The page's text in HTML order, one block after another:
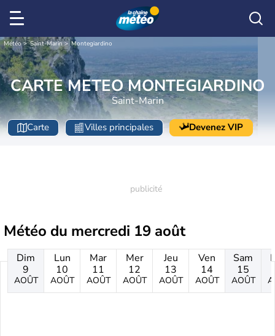
Météo Saint-Marin Montegiardino
CARTE METEO MONTEGIARDINO
Saint-Marin
Carte Villes principales Devenez VIP
Météo du mercredi 19 août
Dim
9
AOÛT
Lun
10
AOÛT
Mar
11
AOÛT
Mer
12
AOÛT
Jeu
13
AOÛT
Ven
14
AOÛT
Sam
15
AOÛT